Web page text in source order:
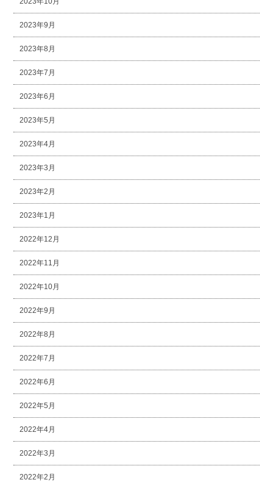
2023年9月
2023年8月
2023年7月
2023年6月
2023年5月
2023年4月
2023年3月
2023年2月
2023年1月
2022年12月
2022年11月
2022年10月
2022年9月
2022年8月
2022年7月
2022年6月
2022年5月
2022年4月
2022年3月
2022年2月